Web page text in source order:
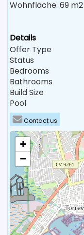
Wohnfläche: 69 m2
Details
Offer Type
Status
Bedrooms
Bathrooms
Build Size
Pool
Contact us
+
−